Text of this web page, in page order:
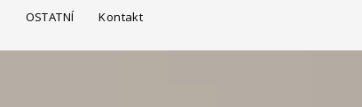
OSTATNÍ Kontakt